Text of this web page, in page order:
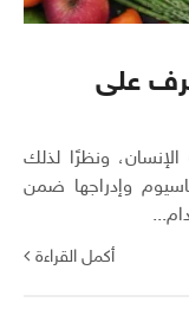
على
ونظرًا لذلك
وإدراجها ضمن
أكمل القراءة